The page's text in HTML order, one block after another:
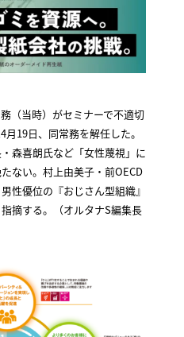
（当時）がセミナーで不適切
19日、同常務を解任した。
森喜朗氏など「女性蔑視」に
ない。村上由美子・前OECD
性優位の『おじさん型組織』
摘する。（オルタナS編集長